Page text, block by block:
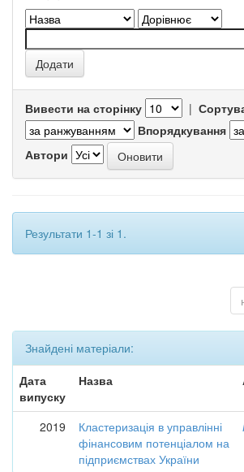
Вивести на сторінку |
Впорядкування
Автори
Результати 1-1 зі 1.
Знайдені матеріали:
Дата
випуску
Назва
2019
Кластеризація в управлінні
фінансовим потенціалом на
підприємствах України